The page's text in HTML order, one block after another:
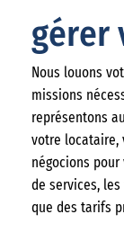
gérer
Nous louons
missions
représentons
votre locataire,
négocions
de services,
que des tarifs